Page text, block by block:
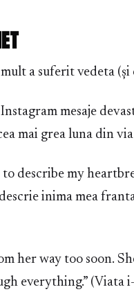
a suferit vedeta
mesaje
mai grea luna din
describe my
inima mea
her way too soon.
everything.” (Viata